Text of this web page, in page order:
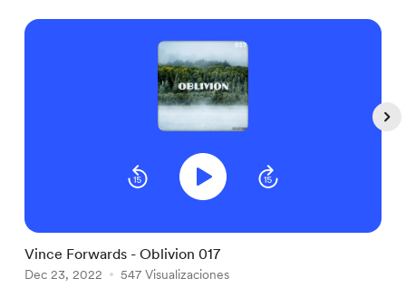
Vince Forwards - Oblivion 017
Dec 23, 2022 547 Visualizaciones